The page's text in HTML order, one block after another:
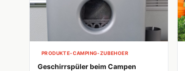
durch Europa endlich so grenzenlos, wie
es sich anfühlen sollte
PRODUKTE-CAMPING-ZUBEHOER
Geschirrspüler beim Campen